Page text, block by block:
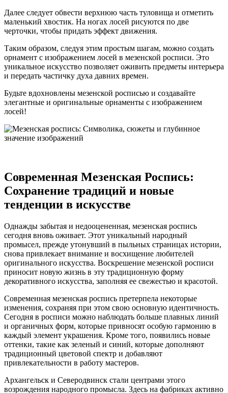
Далее следует обвести верхнюю часть туловища и отметить
маленький хвостик. На ногах лосей рисуются по две
черточки, чтобы придать эффект движения.
Таким образом, следуя этим простым шагам, можно создать
орнамент с изображением лосей в мезенской росписи. Это
уникальное искусство позволяет оживить предметы интерьера
и передать частичку духа давних времен.
Будьте вдохновлены мезенской росписью и создавайте
элегантные и оригинальные орнаменты с изображением
лосей!
Современная Мезенская Роспись:
Сохранение традиций и новые
тенденции в искусстве
Однажды забытая и недооцененная, мезенская роспись
сегодня вновь оживает. Этот уникальный народный
промысел, прежде утонувший в пыльных страницах истории,
снова привлекает внимание и восхищение любителей
оригинального искусства. Воскрешение мезенской росписи
приносит новую жизнь в эту традиционную форму
декоративного искусства, заполняя ее свежестью и красотой.
Современная мезенская роспись претерпела некоторые
изменения, сохраняя при этом свою основную идентичность.
Сегодня в росписи можно наблюдать больше плавных линий
и органичных форм, которые привносят особую гармонию в
каждый элемент украшения. Кроме того, появились новые
оттенки, такие как зеленый и синий, которые дополняют
традиционный цветовой спектр и добавляют
привлекательности в работу мастеров.
Архангельск и Северодвинск стали центрами этого
возрождения народного промысла. Здесь на фабриках активно